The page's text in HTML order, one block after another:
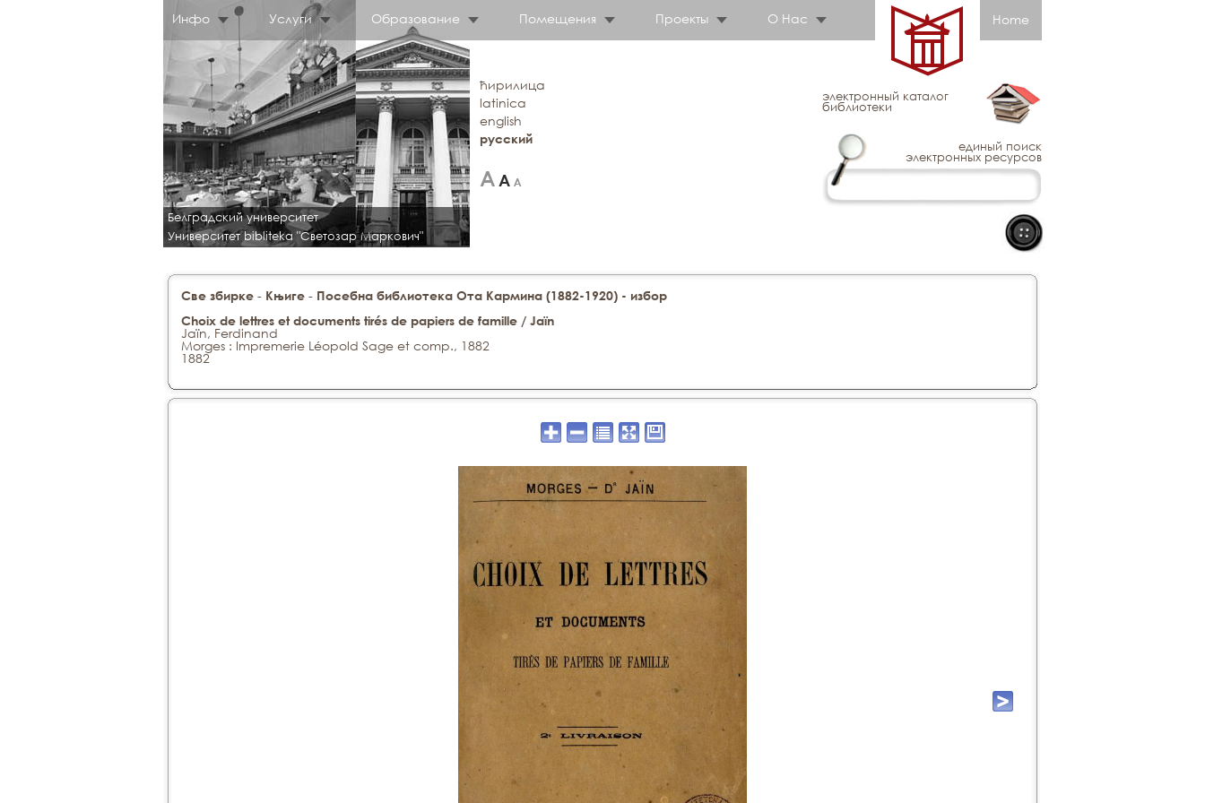
Инфо Услуги Образование Помещения Проекты О Нас Home
Белградский университет
Университет bibliteka "Светозар Маркович"
ћирилица
latinica
english
русский
электронный каталог
библиотеки
единый поиск
электронных ресурсов
Све збирке - Књиге - Посебна библиотека Ота Кармина (1882-1920) - избор
Choix de lettres et documents tirés de papiers de famille / Jaïn
Jaïn, Ferdinand
Morges : Impremerie Léopold Sage et comp., 1882
1882